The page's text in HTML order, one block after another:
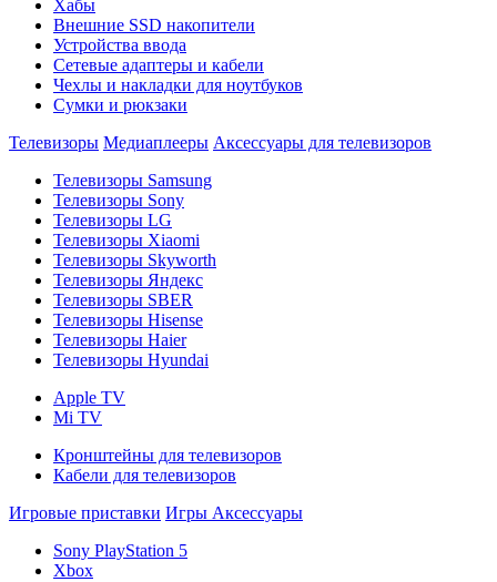
Хабы
Внешние SSD накопители
Устройства ввода
Сетевые адаптеры и кабели
Чехлы и накладки для ноутбуков
Сумки и рюкзаки
Телевизоры Медиаплееры Аксессуары для телевизоров
Телевизоры Samsung
Телевизоры Sony
Телевизоры LG
Телевизоры Xiaomi
Телевизоры Skyworth
Телевизоры Яндекс
Телевизоры SBER
Телевизоры Hisense
Телевизоры Haier
Телевизоры Hyundai
Apple TV
Mi TV
Кронштейны для телевизоров
Кабели для телевизоров
Игровые приставки Игры Аксессуары
Sony PlayStation 5
Xbox